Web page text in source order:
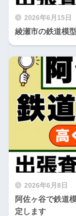
2026年6月15日
綾瀬市の鉄道模
2026年6月8日
阿佐ヶ谷で鉄道
定します